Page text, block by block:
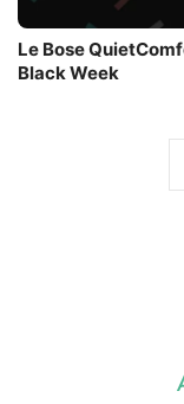
Le Bose
Black Week